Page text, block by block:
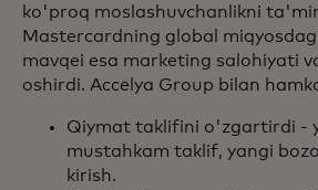
ko'proq moslashuvchanlikni
Mastercardning global
mavqei esa marketing salohiyati
oshirdi. Accelya Group bilan
Qiymat taklifini o'zgartirdi -
mustahkam taklif, yangi
kirish.